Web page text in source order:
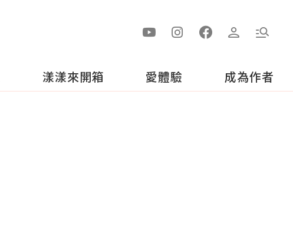
漾漾來開箱 愛體驗 成為作者